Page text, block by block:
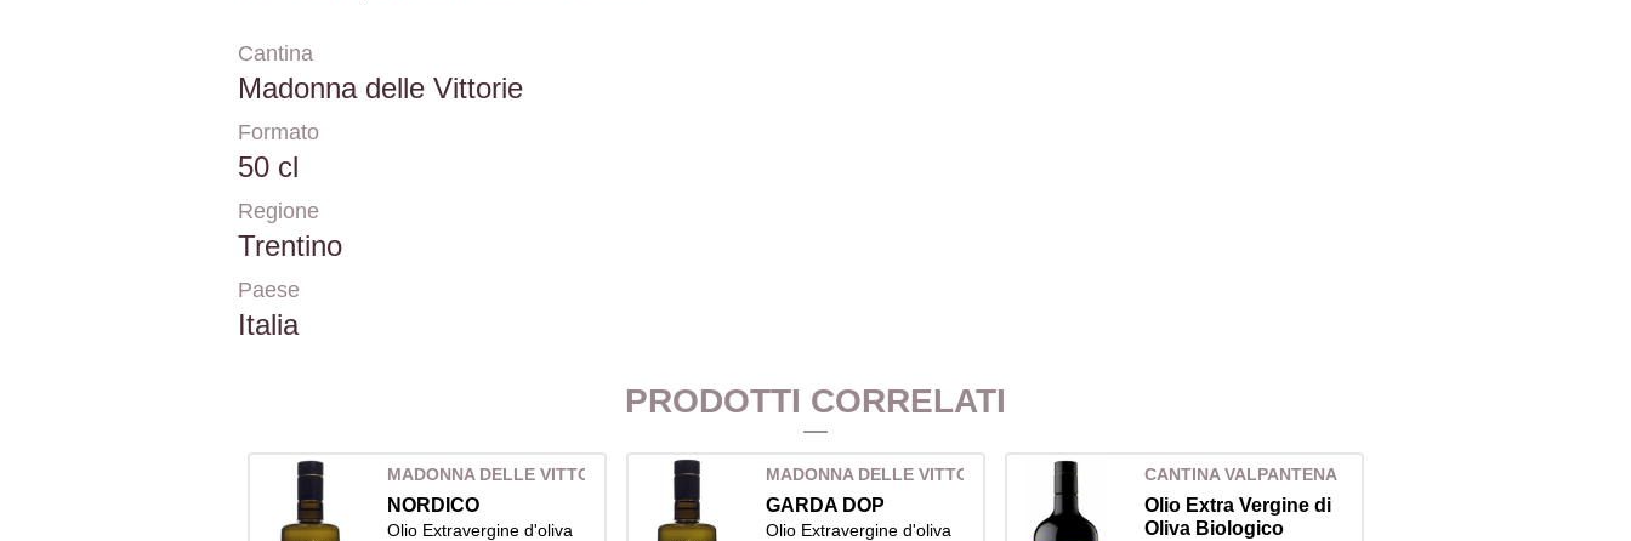
Cantina
Madonna delle Vittorie
Formato
50 cl
Regione
Trentino
Paese
Italia
PRODOTTI CORRELATI
MADONNA DELLE VITTORIE
NORDICO
Olio Extravergine d'oliva
MADONNA DELLE VITTORIE
GARDA DOP
Olio Extravergine d'oliva
CANTINA VALPANTENA
Olio Extra Vergine di
Oliva Biologico